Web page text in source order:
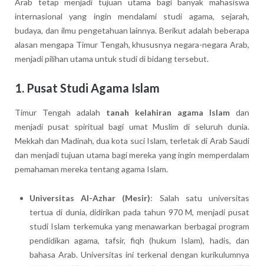
Arab tetap menjadi tujuan utama bagi banyak mahasiswa
internasional yang ingin mendalami studi agama, sejarah,
budaya, dan ilmu pengetahuan lainnya. Berikut adalah beberapa
alasan mengapa Timur Tengah, khususnya negara-negara Arab,
menjadi pilihan utama untuk studi di bidang tersebut.
1. Pusat Studi Agama Islam
Timur Tengah adalah tanah kelahiran agama Islam dan
menjadi pusat spiritual bagi umat Muslim di seluruh dunia.
Mekkah dan Madinah, dua kota suci Islam, terletak di Arab Saudi
dan menjadi tujuan utama bagi mereka yang ingin memperdalam
pemahaman mereka tentang agama Islam.
Universitas Al-Azhar (Mesir): Salah satu universitas
tertua di dunia, didirikan pada tahun 970 M, menjadi pusat
studi Islam terkemuka yang menawarkan berbagai program
pendidikan agama, tafsir, fiqh (hukum Islam), hadis, dan
bahasa Arab. Universitas ini terkenal dengan kurikulumnya